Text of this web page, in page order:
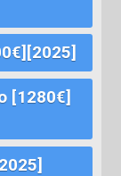
[1280€]